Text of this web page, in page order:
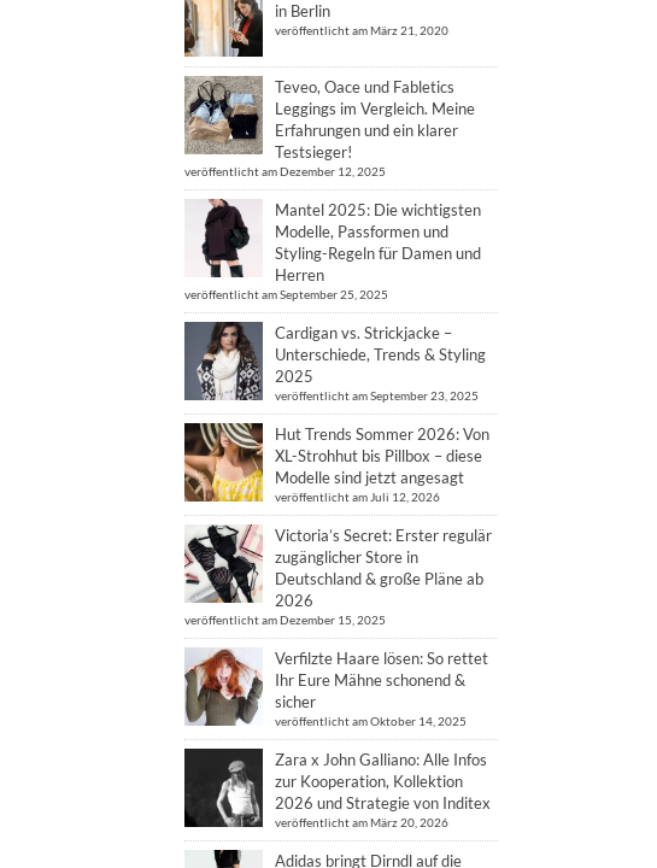
in Berlin
veröffentlicht am März 21, 2020
Teveo, Oace und Fabletics
Leggings im Vergleich. Meine
Erfahrungen und ein klarer
Testsieger!
veröffentlicht am Dezember 12, 2025
Mantel 2025: Die wichtigsten
Modelle, Passformen und
Styling-Regeln für Damen und
Herren
veröffentlicht am September 25, 2025
Cardigan vs. Strickjacke –
Unterschiede, Trends & Styling
2025
veröffentlicht am September 23, 2025
Hut Trends Sommer 2026: Von
XL-Strohhut bis Pillbox – diese
Modelle sind jetzt angesagt
veröffentlicht am Juli 12, 2026
Victoria’s Secret: Erster regulär
zugänglicher Store in
Deutschland & große Pläne ab
2026
veröffentlicht am Dezember 15, 2025
Verfilzte Haare lösen: So rettet
Ihr Eure Mähne schonend &
sicher
veröffentlicht am Oktober 14, 2025
Zara x John Galliano: Alle Infos
zur Kooperation, Kollektion
2026 und Strategie von Inditex
veröffentlicht am März 20, 2026
Adidas bringt Dirndl auf die